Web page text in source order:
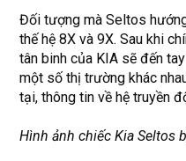
Đối tượng mà Seltos
thế hệ 8X và 9X. Sau khi
tân binh của KIA sẽ đến
một số thị trường khác
tại, thông tin về hệ truyền
Hình ảnh chiếc Kia Seltos